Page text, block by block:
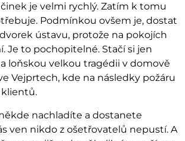
je velmi rychlý. Zatím k tomu
Podmínkou ovšem je, dostat
ústavu, protože na pokojích
Je to pochopitelné. Stačí si jen
loňskou velkou tragédii v domově
Vejprtech, kde na následky požáru
nachladíte a dostanete
ven nikdo z ošetřovatelů nepustí. A